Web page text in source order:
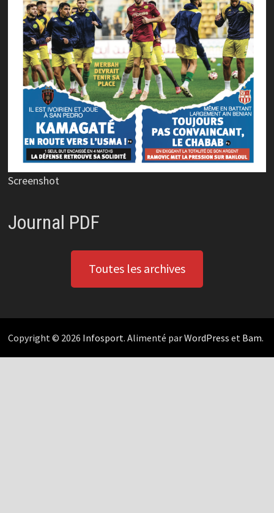
Screenshot
Journal PDF
Toutes les archives
Copyright © 2026 Infosport. Alimenté parWordPress et Bam.